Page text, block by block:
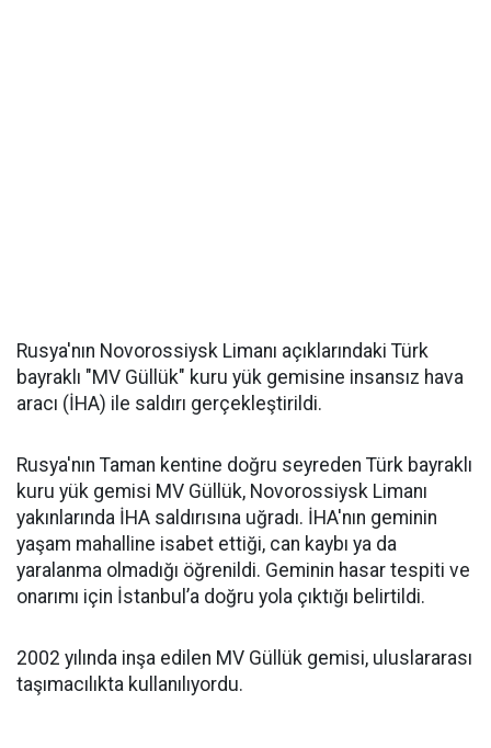
Rusya'nın Novorossiysk Limanı açıklarındaki Türk
bayraklı "MV Güllük" kuru yük gemisine insansız hava
aracı (İHA) ile saldırı gerçekleştirildi.
Rusya'nın Taman kentine doğru seyreden Türk bayraklı
kuru yük gemisi MV Güllük, Novorossiysk Limanı
yakınlarında İHA saldırısına uğradı. İHA'nın geminin
yaşam mahalline isabet ettiği, can kaybı ya da
yaralanma olmadığı öğrenildi. Geminin hasar tespiti ve
onarımı için İstanbul’a doğru yola çıktığı belirtildi.
2002 yılında inşa edilen MV Güllük gemisi, uluslararası
taşımacılıkta kullanılıyordu.